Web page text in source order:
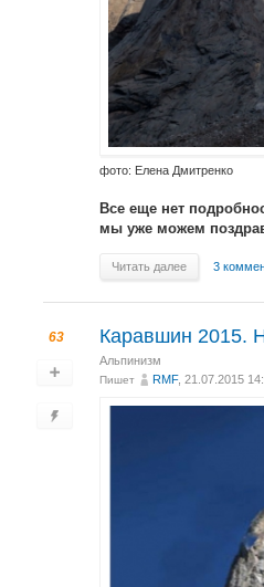
фото: Елена Дмитренко
Все еще нет
мы уже можем
Читать далее 3
63 Каравшин 2015.
Альпинизм
Пишет RMF, 21.07.2015